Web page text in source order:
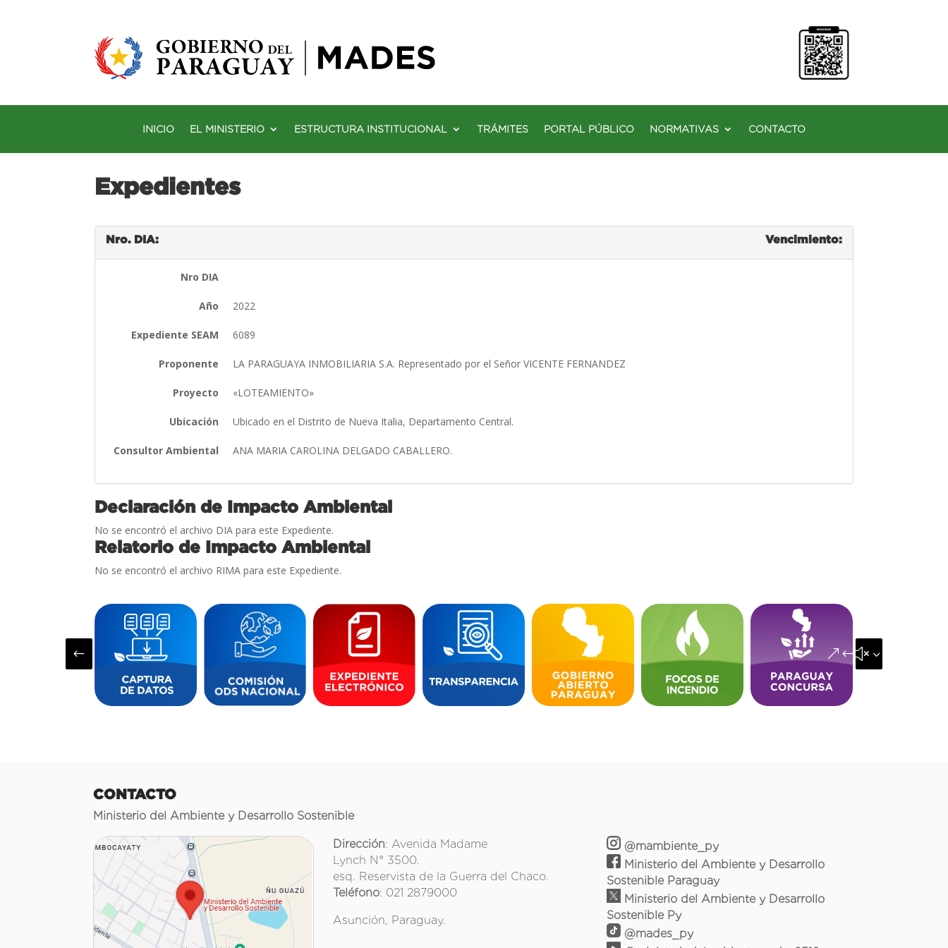
INICIO EL MINISTERIO ESTRUCTURA INSTITUCIONAL TRÁMITES PORTAL PÚBLICO NORMATIVAS CONTACTO
Expedientes
Nro. DIA: Vencimiento:
Nro DIA
Año 2022
Expediente SEAM 6089
Proponente LA PARAGUAYA INMOBILIARIA S.A. Representado por el Señor VICENTE FERNANDEZ
Proyecto «LOTEAMIENTO»
Ubicación Ubicado en el Distrito de Nueva Italia, Departamento Central.
Consultor Ambiental ANA MARIA CAROLINA DELGADO CABALLERO.
Declaración de Impacto Ambiental
No se encontró el archivo DIA para este Expediente.
Relatorio de Impacto Ambiental
No se encontró el archivo RIMA para este Expediente.
# &#x35;
CONTACTO
Ministerio del Ambiente y Desarrollo Sostenible
Dirección: Avenida Madame
Lynch N° 3500.
esq. Reservista de la Guerra del Chaco.
Teléfono: 021 2879000
Asunción, Paraguay.
@mambiente_py
Ministerio del Ambiente y Desarrollo
Sostenible Paraguay
Ministerio del Ambiente y Desarrollo
Sostenible Py
@mades_py